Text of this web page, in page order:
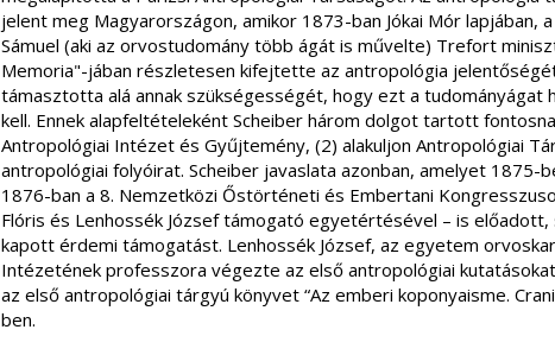
jelent meg Magyarországon, amikor 1873-ban Jókai Mór lapjában,
Sámuel (aki az orvostudomány több ágát is művelte) Trefort
Memoria"-jában részletesen kifejtette az antropológia
támasztotta alá annak szükségességét, hogy ezt a tudományágat
kell. Ennek alapfeltételeként Scheiber három dolgot tartott
Antropológiai Intézet és Gyűjtemény, (2) alakuljon Antropológiai
antropológiai folyóirat. Scheiber javaslata azonban, amelyet 1875-
1876-ban a 8. Nemzetközi Őstörténeti és Embertani
Flóris és Lenhossék József támogató egyetértésével – is előadott,
kapott érdemi támogatást. Lenhossék József, az egyetem
Intézetének professzora végezte az első antropológiai
az első antropológiai tárgyú könyvet “Az emberi koponyaisme.
ben.